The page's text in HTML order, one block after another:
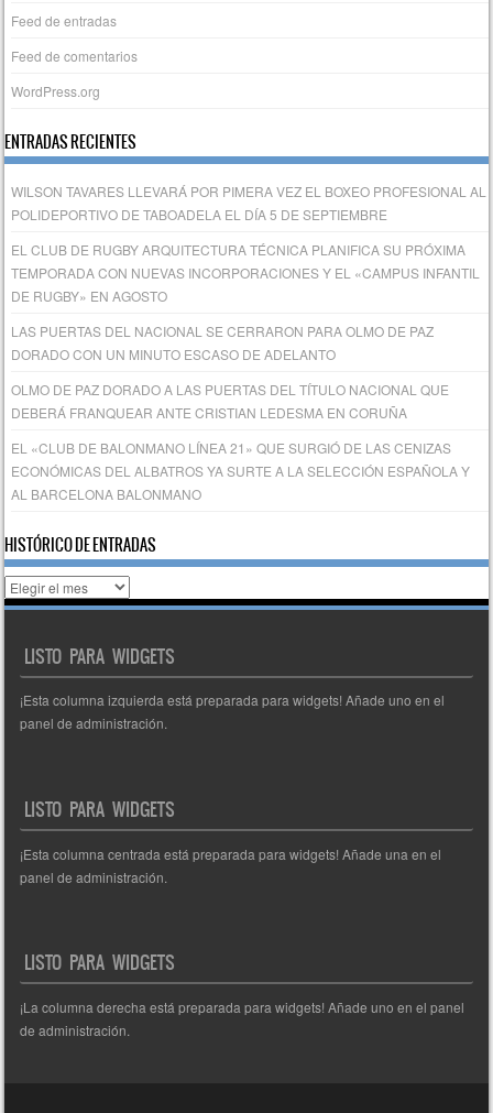
Feed de entradas
Feed de comentarios
WordPress.org
ENTRADAS RECIENTES
WILSON TAVARES LLEVARÁ POR PIMERA VEZ EL BOXEO PROFESIONAL AL
POLIDEPORTIVO DE TABOADELA EL DÍA 5 DE SEPTIEMBRE
EL CLUB DE RUGBY ARQUITECTURA TÉCNICA PLANIFICA SU PRÓXIMA
TEMPORADA CON NUEVAS INCORPORACIONES Y EL «CAMPUS INFANTIL
DE RUGBY» EN AGOSTO
LAS PUERTAS DEL NACIONAL SE CERRARON PARA OLMO DE PAZ
DORADO CON UN MINUTO ESCASO DE ADELANTO
OLMO DE PAZ DORADO A LAS PUERTAS DEL TÍTULO NACIONAL QUE
DEBERÁ FRANQUEAR ANTE CRISTIAN LEDESMA EN CORUÑA
EL «CLUB DE BALONMANO LÍNEA 21» QUE SURGIÓ DE LAS CENIZAS
ECONÓMICAS DEL ALBATROS YA SURTE A LA SELECCIÓN ESPAÑOLA Y
AL BARCELONA BALONMANO
HISTÓRICO DE ENTRADAS
Histórico
de
LISTO PARA WIDGETS
¡Esta columna izquierda está preparada para widgets! Añade uno en el
panel de administración.
LISTO PARA WIDGETS
¡Esta columna centrada está preparada para widgets! Añade una en el
panel de administración.
LISTO PARA WIDGETS
¡La columna derecha está preparada para widgets! Añade uno en el panel
de administración.